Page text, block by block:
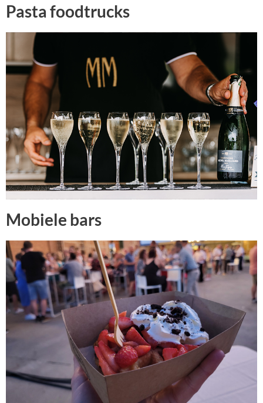
Pasta foodtrucks
Mobiele bars